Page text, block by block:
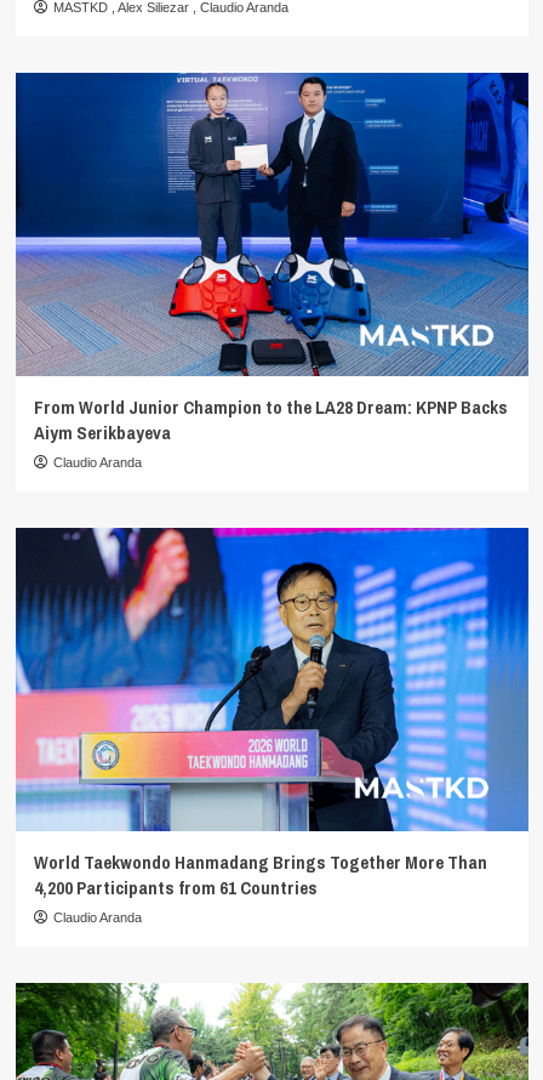
MASTKD Alex Siliezar Claudio Aranda
From World Junior Champion to the LA28 Dream: KPNP Backs
Aiym Serikbayeva
Claudio Aranda
World Taekwondo Hanmadang Brings Together More Than
4,200 Participants from 61 Countries
Claudio Aranda